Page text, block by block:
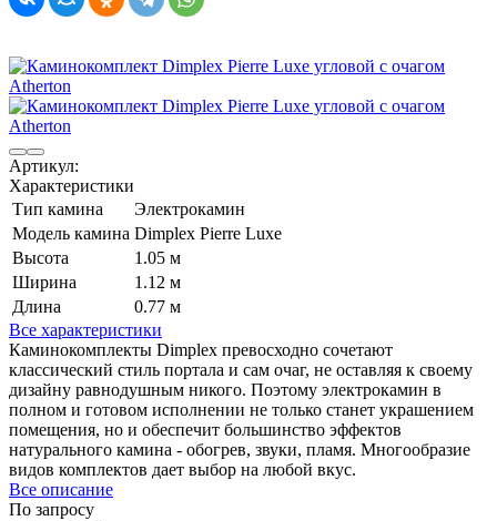
Артикул:
Характеристики
Тип камина
Электрокамин
Модель камина Dimplex Pierre Luxe
Высота
1.05 м
Ширина
1.12 м
Длина
0.77 м
Все характеристики
Каминокомплекты Dimplex превосходно сочетают
классический стиль портала и сам очаг, не оставляя к своему
дизайну равнодушным никого. Поэтому электрокамин в
полном и готовом исполнении не только станет украшением
помещения, но и обеспечит большинство эффектов
натурального камина - обогрев, звуки, пламя. Многообразие
видов комплектов дает выбор на любой вкус.
Все описание
По запросу